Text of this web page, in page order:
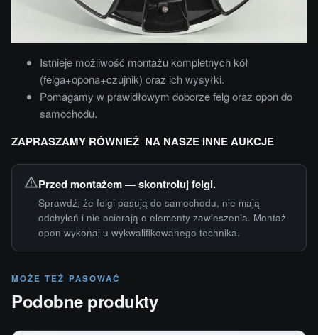
Istnieje możliwość montażu kompletnych kół
(felga+opona+czujnik) oraz ich wysyłki.
Pomagamy w prawidłowym doborze felg oraz opon do
samochodu.
ZAPRASZAMY RÓWNIEŻ NA NASZE INNE AUKCJE
Przed montażem — skontroluj felgi.
Sprawdź, że felgi pasują do samochodu, nie mają
odchyleń i nie ocierają o elementy zawieszenia. Montaż
opon wykonaj u wykwalifikowanego technika.
MOŻE TEŻ PASOWAĆ
Podobne produkty